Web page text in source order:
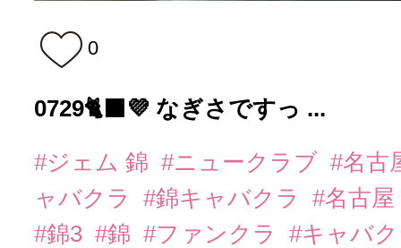
0
0729🐈‍⬛💜 なぎさですっ ...
#ジェム 錦 #ニュークラブ #名古
ャバクラ
#錦キャバクラ
#名古屋
#錦3 #錦 #ファンクラ
#キャバ